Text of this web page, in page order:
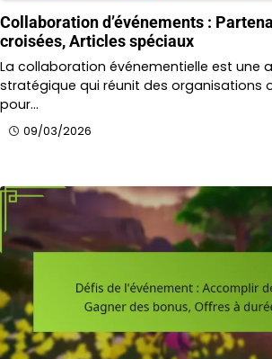
Collaboration d’événements :
croisées, Articles spéciaux
La collaboration événementielle est une
stratégique qui réunit des organisations
pour…
09/03/2026